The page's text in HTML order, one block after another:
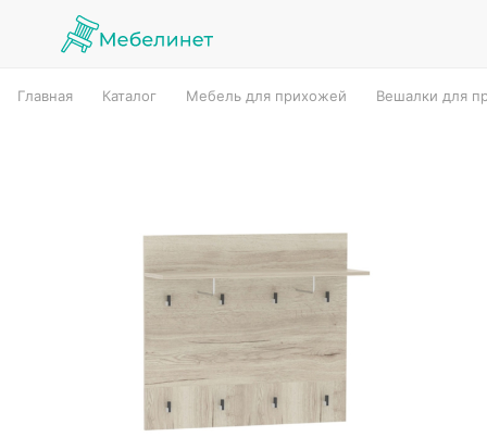
Главная Каталог Мебель для прихожей Вешалки для